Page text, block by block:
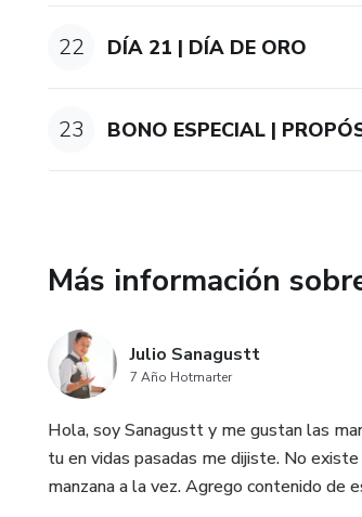
22 DÍA 21 | DÍA DE ORO
23 BONO ESPECIAL |
Más información
Julio Sanagustt
7 Año Hotmarter
Hola, soy Sanagustt y me gustan las
tu en vidas pasadas me dijiste. No
manzana a la vez. Agrego contenido de